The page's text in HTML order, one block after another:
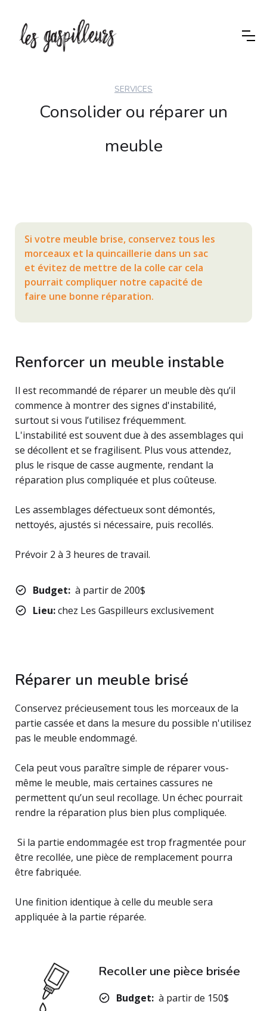
SERVICES
Consolider ou réparer un
meuble
Si votre meuble brise, conservez tous les
morceaux et la quincaillerie dans un sac
et évitez de mettre de la colle car cela
pourrait compliquer notre capacité de
faire une bonne réparation.
Renforcer un meuble instable
Il est recommandé de réparer un meuble dès qu’il
commence à montrer des signes d'instabilité,
surtout si vous l’utilisez fréquemment.
L'instabilité est souvent due à des assemblages qui
se décollent et se fragilisent. Plus vous attendez,
plus le risque de casse augmente, rendant la
réparation plus compliquée et plus coûteuse.
Les assemblages défectueux sont démontés,
nettoyés, ajustés si nécessaire, puis recollés.
Prévoir 2 à 3 heures de travail.
Budget: à partir de 200$
Lieu:chez Les Gaspilleurs exclusivement
Réparer un meuble brisé
Conservez précieusement tous les morceaux de la
partie cassée et dans la mesure du possible n'utilisez
pas le meuble endommagé.
Cela peut vous paraître simple de réparer vous-
même le meuble, mais certaines cassures ne
permettent qu’un seul recollage. Un échec pourrait
rendre la réparation plus bien plus compliquée.
Si la partie endommagée est trop fragmentée pour
être recollée, une pièce de remplacement pourra
être fabriquée.
Une finition identique à celle du meuble sera
appliquée à la partie réparée.
Recoller une pièce brisée
Budget: à partir de 150$